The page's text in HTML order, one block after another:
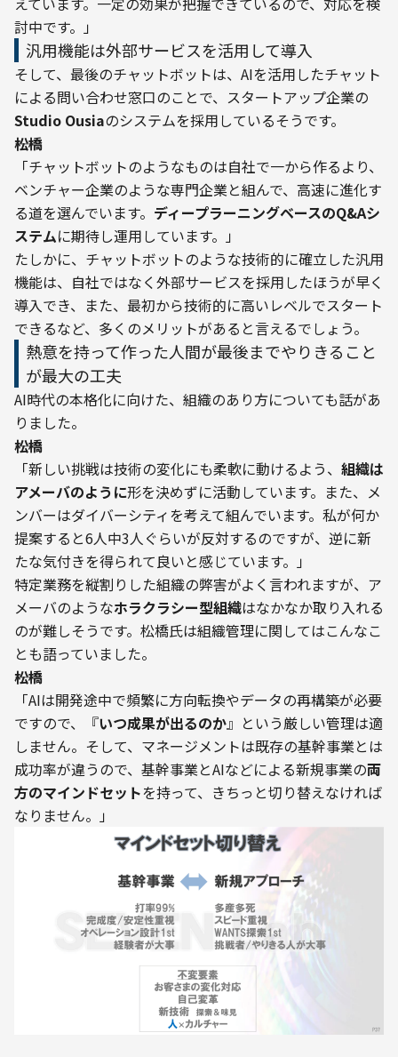
討中です。」
汎用機能は外部サービスを活用して導入
そして、最後のチャットボットは、AIを活用したチャット
による問い合わせ窓口のことで、スタートアップ企業の
Studio Ousiaのシステムを採用しているそうです。
――松橋
「チャットボットのようなものは自社で一から作るより、
ベンチャー企業のような専門企業と組んで、高速に進化す
る道を選んでいます。 ディープラーニングベースのQ&Aシ
ステムに期待し運用しています。」
たしかに、チャットボットのような技術的に確立した汎用
機能は、自社ではなく外部サービスを採用したほうが早く
導入でき、また、最初から技術的に高いレベルでスタート
できるなど、多くのメリットがあると言えるでしょう。
熱意を持って作った人間が最後までやりきること
が最大の工夫
AI時代の本格化に向けた、組織のあり方についても話があ
りました。
――松橋
「新しい挑戦は技術の変化にも柔軟に動けるよう、 組織は
アメーバのように形を決めずに活動しています。また、メ
ンバーはダイバーシティを考えて組んでいます。私が何か
提案すると6人中3人ぐらいが反対するのですが、逆に新
たな気付きを得られて良いと感じています。」
特定業務を縦割りした組織の弊害がよく言われますが、ア
メーバのようなホラクラシー型組織はなかなか取り入れる
のが難しそうです。松橋氏は組織管理に関してはこんなこ
とも語っていました。
――松橋
「AIは開発途中で頻繁に方向転換やデータの再構築が必要
ですので、『いつ成果が出るのか』という厳しい管理は適
しません。そして、マネージメントは既存の基幹事業とは
成功率が違うので、基幹事業とAIなどによる新規事業の両
方のマインドセットを持って、きちっと切り替えなければ